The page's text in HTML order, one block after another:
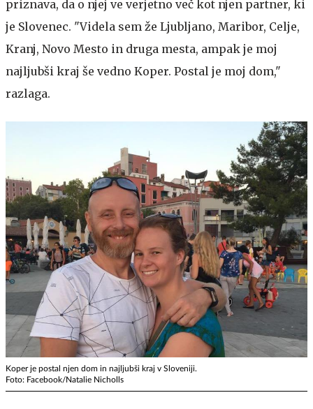
priznava, da o njej ve verjetno več kot njen partner, ki
je Slovenec. "Videla sem že Ljubljano, Maribor, Celje,
Kranj, Novo Mesto in druga mesta, ampak je moj
najljubši kraj še vedno Koper. Postal je moj dom,"
razlaga.
Koper je postal njen dom in najljubši kraj v Sloveniji.
Foto: Facebook/Natalie Nicholls